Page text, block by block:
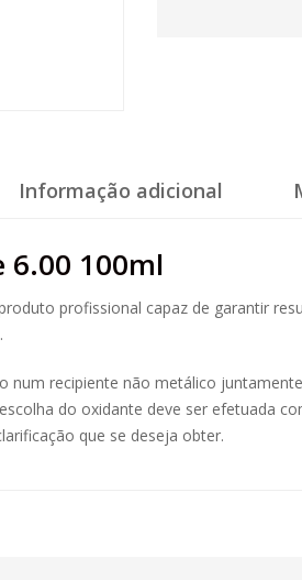
Informação adicional
6.00 100ml
profissional capaz de garantir
num recipiente não metálico
do oxidante deve ser efetuada
que se deseja obter.